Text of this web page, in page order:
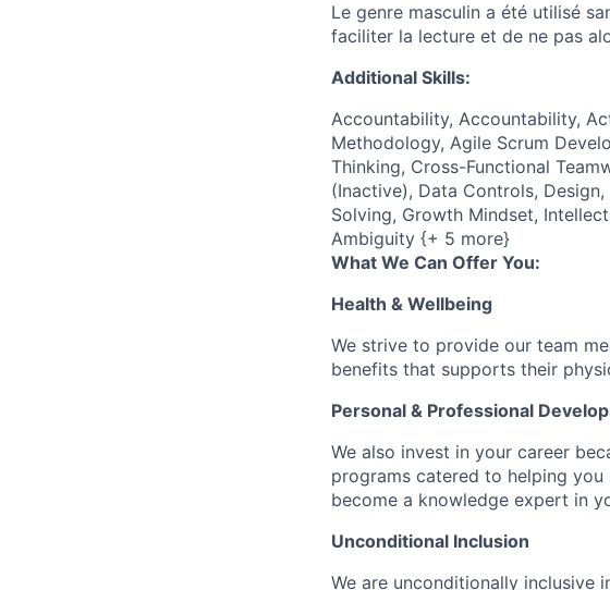
Le genre masculin a été utilisé
faciliter la lecture et de ne pas
Additional Skills:
Accountability, Accountability,
Methodology, Agile Scrum
Thinking, Cross-Functional
(Inactive), Data Controls,
Solving, Growth Mindset,
Ambiguity {+ 5 more}
What We Can Offer You:
Health & Wellbeing
We strive to provide our team
benefits that supports their
Personal & Professional
We also invest in your career
programs catered to helping
become a knowledge expert in
Unconditional Inclusion
We are unconditionally inclusive